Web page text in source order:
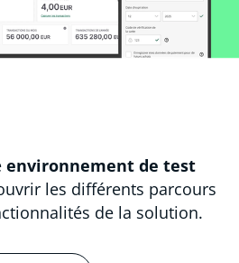
environnement de test
les différents parcours
de la solution.